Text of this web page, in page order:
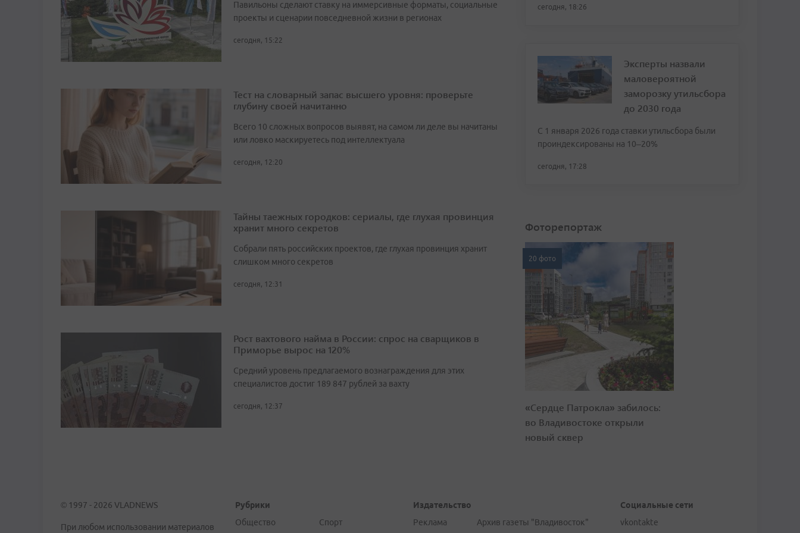
Павильоны сделают ставку на иммерсивные форматы, социальные
проекты и сценарии повседневной жизни в регионах
сегодня, 15:22
Тест на словарный запас высшего уровня: проверьте
глубину своей начитанно
Всего 10 сложных вопросов выявят, на самом ли деле вы начитаны
или ловко маскируетесь под интеллектуала
сегодня, 12:20
Тайны таежных городков: сериалы, где глухая провинция
хранит много секретов
Собрали пять российских проектов, где глухая провинция хранит
слишком много секретов
сегодня, 12:31
Рост вахтового найма в России: спрос на сварщиков в
Приморье вырос на 120%
Средний уровень предлагаемого вознаграждения для этих
специалистов достиг 189 847 рублей за вахту
сегодня, 12:37
сегодня, 18:26
Эксперты назвали
маловероятной
заморозку утильсбора
до 2030 года
С 1 января 2026 года ставки утильсбора были
проиндексированы на 10–20%
сегодня, 17:28
Фоторепортаж
20 фото
«Сердце Патрокла» забилось:
во Владивостоке открыли
новый сквер
© 1997 - 2026 VLADNEWS
При любом использовании материалов
Рубрики
Общество
Спорт
Издательство
Реклама
Архив газеты "Владивосток"
Социальные сети
vkontakte